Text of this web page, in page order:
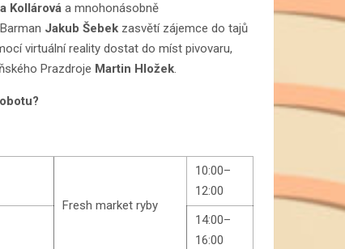
Kollárová a mnohonásobně
Jakub Šebek zasvětí zájemce do tajů
virtuální reality dostat do míst pivovaru,
Prazdroje Martin Hložek.
Fresh market ryby
10:00–
12:00
14:00–
16:00